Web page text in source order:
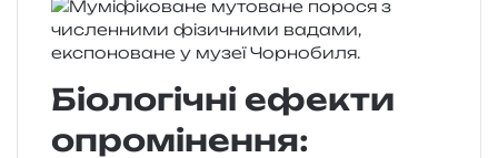
Біологічні ефекти
опромінення: